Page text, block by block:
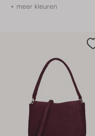
+ meer kleuren